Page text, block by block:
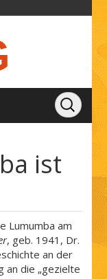
ist
Lumumba am
, geb. 1941, Dr.
an der
an die „gezielte